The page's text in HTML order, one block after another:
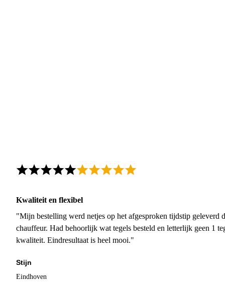
Kwaliteit en flexibel
"Mijn bestelling werd netjes op het afgesproken tijdstip geleverd
chauffeur. Had behoorlijk wat tegels besteld en letterlijk geen 1
kwaliteit. Eindresultaat is heel mooi."
Stijn
Eindhoven